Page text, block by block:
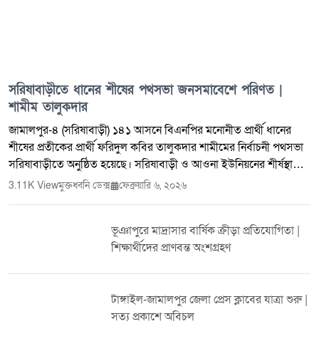
জানান, এই প্রতিযোগিতা এলাকার ক্রীড়া সংস্কৃতিকে আরও এগিয়ে নিতে
গুরুত্বপূর্ণ ভূমিকা রাখবে।
সরিষাবাড়ীতে ধানের শীষের পথসভা জনসমাবেশে পরিণত |
শামীম তালুকদার
জামালপুর-৪ (সরিষাবাড়ী) ১৪১ আসনে বিএনপির মনোনীত প্রার্থী ধানের
শীষের প্রতীকের প্রার্থী ফরিদুল কবির তালুকদার শামীমের নির্বাচনী পথসভা
সরিষাবাড়ীতে অনুষ্ঠিত হয়েছে। সরিষাবাড়ী ও আওনা ইউনিয়নের শীর্ষস্থানীয়
নেতৃবৃন্দ এবং বিপুল সংখ্যক সাধারণ মানুষের অংশগ্রহণে এই পথসভা
স্বাস্থ্যসেবা ও স্থানীয় অবকাঠামো উন্নয়নকে সর্বোচ্চ অগ্রাধিকার দেওয়া হবে।
সভায় উপস্থিত ছিলেন জেলা ও উপজেলা বিএনপির নেতৃবৃন্দ। নেতাকর্মীরা
3.11K Viewমুক্তধ্বনি ডেক্স ফেব্রুয়ারি ৬, ২০২৬
ভূঞাপুরে মাদ্রাসার বার্ষিক ক্রীড়া প্রতিযোগিতা |
শিক্ষার্থীদের প্রাণবন্ত অংশগ্রহণ
টাঙ্গাইল-জামালপুর জেলা প্রেস ক্লাবের যাত্রা শুরু |
সত্য প্রকাশে অবিচল